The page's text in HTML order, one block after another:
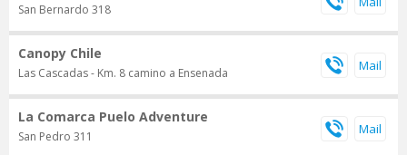
San Bernardo 318
Canopy Chile
Las Cascadas - Km. 8 camino a Ensenada
La Comarca Puelo Adventure
San Pedro 311